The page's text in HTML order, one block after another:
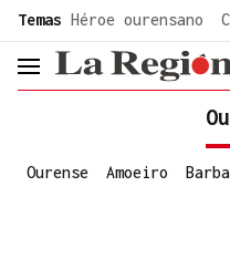
common.go-to-content
Temas Héroe ourensano
header.menu.open
Ourense Amoeiro